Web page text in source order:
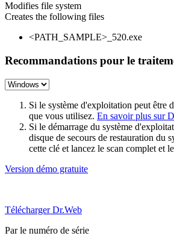
Modifies file system
Creates the following files
<PATH_SAMPLE>_520.exe
Recommandations pour le
Si le système d'exploitation peut être
que vous utilisez. En savoir plus sur
Si le démarrage du système
disque de secours de restauration du
cette clé et lancez le scan complet et
Version démo gratuite
Télécharger Dr.Web
Par le numéro de série